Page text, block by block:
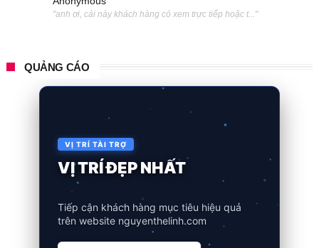
"anh ơi, cái này khách hàng có xem trực tiếp hoặc t..."
QUẢNG CÁO
VỊ TRÍ TÀI TRỢ
VỊ TRÍ ĐẸP NHẤT
QUẢNG CÁO TẠI ĐÂY
Tiếp cận khách hàng mục tiêu hiệu quả
trên website nguyenthelinh.com